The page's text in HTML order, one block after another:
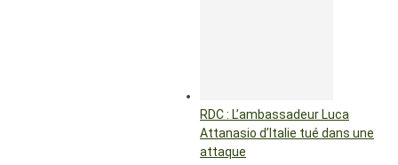
RDC : L’ambassadeur Luca
Attanasio d’Italie tué dans une
attaque